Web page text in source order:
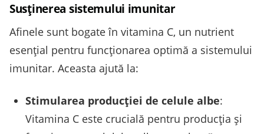
Susținerea sistemului imunitar
Afinele sunt bogate în vitamina C, un nutrient
esențial pentru funcționarea optimă a sistemului
imunitar. Aceasta ajută la:
Stimularea producției de celule albe:
Vitamina C este crucială pentru producția și